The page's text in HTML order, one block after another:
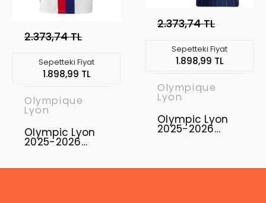
2.373,74 TL
Sepetteki Fiyat
1.898,99 TL
Olympique
Lyon
Olympic Lyon
2025-2026
2.373,74 TL
Sepetteki Fiyat
1.898,99 TL
Olympique
Lyon
Olympic Lyon
2025-2026